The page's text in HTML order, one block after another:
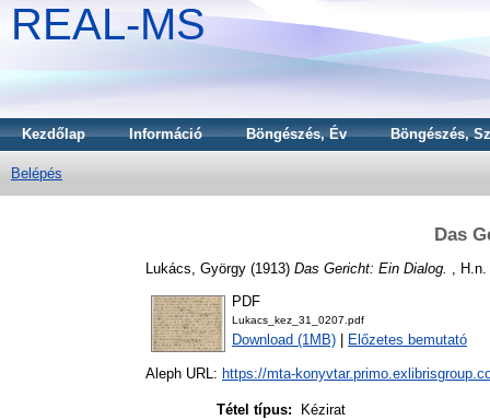
REAL-MS
Kezdőlap Információ Böngészés, Év Böngészés,
Belépés
Das
Lukács, György (1913) Das Gericht: Ein Dialog. ,
PDF
Lukacs_kez_31_0207.pdf
Download (1MB) Előzetes bemutató
Aleph URL: https://mta-
Tétel típus:
Kézirat